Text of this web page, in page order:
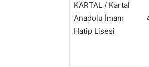
KARTAL / Kartal
Anadolu İmam
Hatip Lisesi